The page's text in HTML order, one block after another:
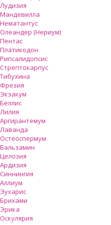
Лудизия
Мандевилла
Нематантус
Олеандер (Нериум)
Пентас
Платикодон
Рипсалидопсис
Стрептокарпус
Тибухина
Фрезия
Экзакум
Беллис
Лилия
Аргирантемум
Лаванда
Остеоспермум
Бальзамин
Целозия
Ардизия
Синнингия
Аллиум
Эухарис
Брихами
Эрика
Оскулярия